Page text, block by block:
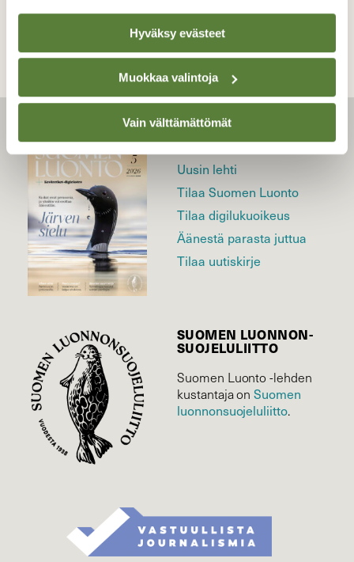
Hyväksy evästeet
Muokkaa valintoja
Vain välttämättömät
LEHTI
Uusin lehti
Tilaa Suomen Luonto
Tilaa digilukuoikeus
Äänestä parasta juttua
Tilaa uutiskirje
SUOMEN LUONNON­
SUOJELU­LIITTO
Suomen Luonto -lehden
kustantaja onSuomen
luonnonsuojelu­liitto.